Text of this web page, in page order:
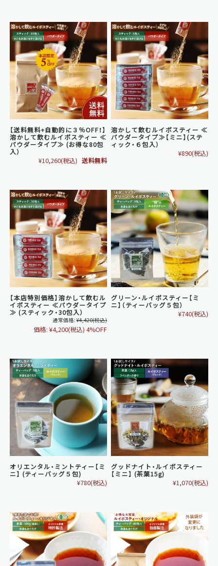
【送料無料+自動的に３％OFF！】
溶かして飲むルイボスティー ≪
パウダータイプ≫ (お得な80包
入）
¥10,260(税込) 送料無料
溶かして飲むルイボスティー ≪
パウダータイプ≫【ミニ】(ステ
ィック・６包入）
¥890(税込)
【本店特別価格】溶かして飲むル
イボスティー ≪パウダータイプ
≫ (スティック・30包入）
通常価格: ¥4,420(税込)
価格: ¥4,200(税込) 4%OFF
グリーン・ルイボスティー【ミ
ニ】（ティーバッグ５包）
¥740(税込)
オリエンタル・ミントティー【ミ
ニ】 (ティーバッグ５包)
¥780(税込)
グッドナイト・ルイボスティー
【ミニ】 (茶葉15g)
¥1,070(税込)